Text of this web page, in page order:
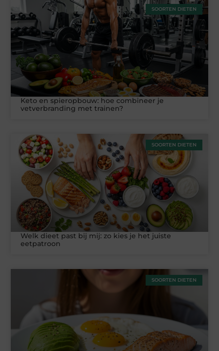
SOORTEN DIETEN
Keto en spieropbouw: hoe combineer je
vetverbranding met trainen?
SOORTEN DIETEN
Welk dieet past bij mij: zo kies je het juiste
eetpatroon
SOORTEN DIETEN